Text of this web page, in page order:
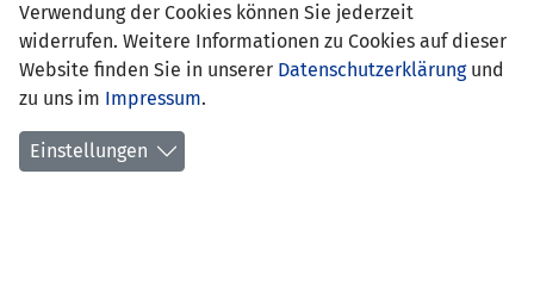
aktueller
Verein:
FC Ruggell
frühere
Stationen:
20.07.2007-10.01.2009 USV
Verwendung der Cookies können Sie jederzeit
widerrufen. Weitere Informationen zu Cookies auf dieser
Website finden Sie in unserer Datenschutzerklärungund
zu uns im Impressum.
Einstellungen